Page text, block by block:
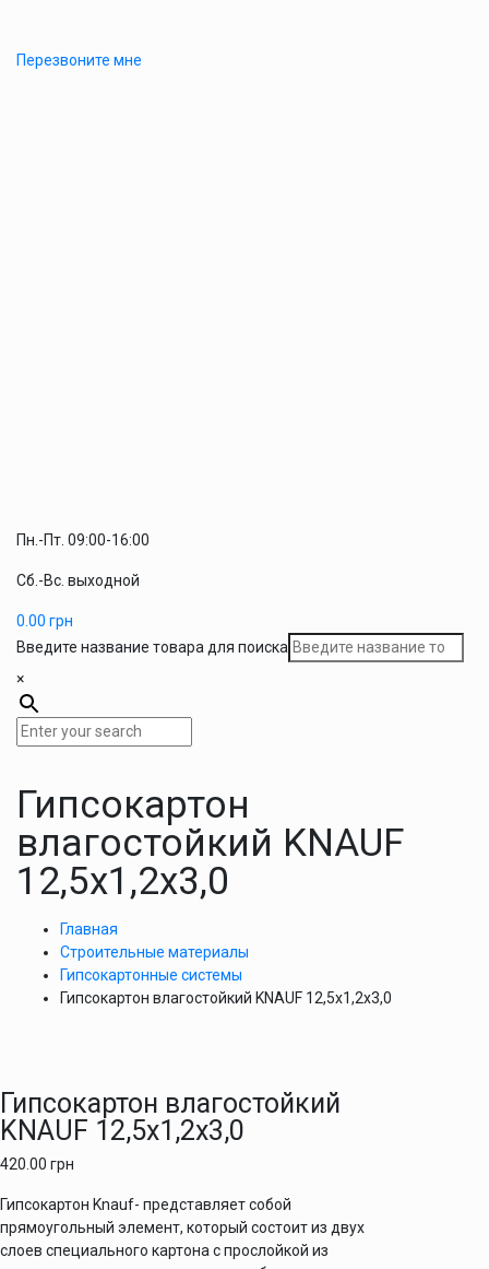
Перезвоните мне
Пн.-Пт. 09:00-16:00
Сб.-Вс. выходной
0.00 грн
Введите название товара для поиска
×
Гипсокартон
влагостойкий KNAUF
12,5х1,2х3,0
Главная
Строительные материалы
Гипсокартонные системы
Гипсокартон влагостойкий KNAUF 12,5х1,2х3,0
Гипсокартон влагостойкий
KNAUF 12,5х1,2х3,0
420.00 грн
Гипсокартон Knauf- представляет собой
прямоугольный элемент, который состоит из двух
слоев специального картона с прослойкой из